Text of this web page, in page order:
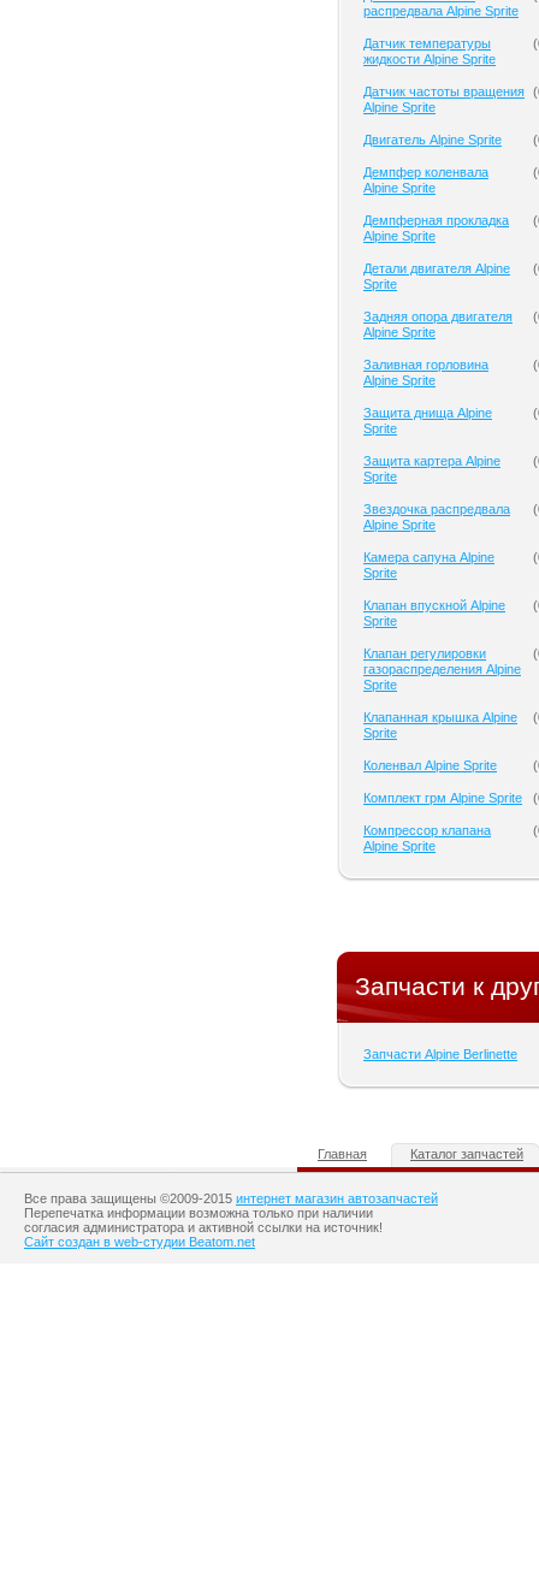
распредвала Alpine Sprite
Датчик температуры
жидкости Alpine Sprite
(
Датчик частоты вращения
Alpine Sprite
(
Двигатель Alpine Sprite (
Демпфер коленвала
Alpine Sprite
(
Демпферная прокладка
Alpine Sprite
(
Детали двигателя Alpine
Sprite
(
Задняя опора двигателя
Alpine Sprite
(
Заливная горловина
Alpine Sprite
(
Защита днища Alpine
Sprite
(
Защита картера Alpine
Sprite
(
Звездочка распредвала
Alpine Sprite
(
Камера сапуна Alpine
Sprite
(
Клапан впускной Alpine
Sprite
(
Клапан регулировки
газораспределения Alpine
Sprite
(
Клапанная крышка Alpine
Sprite
(
Коленвал Alpine Sprite (
Комплект грм Alpine Sprite (
Компрессор клапана
Alpine Sprite
(
Запчасти к
Запчасти Alpine Berlinette
Главная Каталог запчастей
Все права защищены ©2009-2015 интернет магазин автозапчастей
Перепечатка информации возможна только при наличии
согласия администратора и активной ссылки на источник!
Сайт создан в web-студии Beatom.net